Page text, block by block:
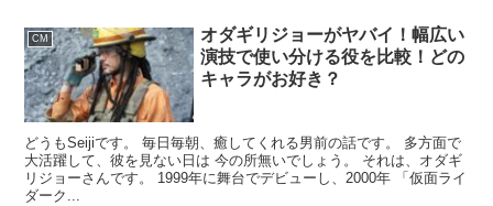
CM
オダギリジョーがヤバイ！幅広い
演技で使い分ける役を比較！どの
キャラがお好き？
どうもSeijiです。 毎日毎朝、癒してくれる男前の話です。 多方面で
大活躍して、彼を見ない日は 今の所無いでしょう。 それは、オダギ
リジョーさんです。 1999年に舞台でデビューし、2000年 「仮面ライ
ダーク...